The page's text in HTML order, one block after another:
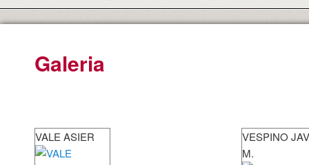
Galeria
VALE ASIER
VESPINO
M.